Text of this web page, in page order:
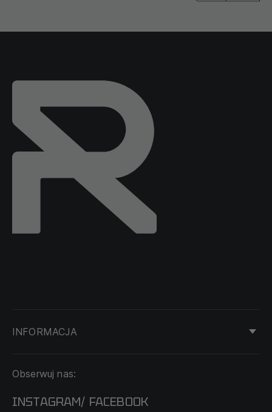
INFORMACJA
DOSTAWA I PŁATNOŚĆ
O NAS
Obserwuj nas:
INSTAGRAM/ FACEBOOK